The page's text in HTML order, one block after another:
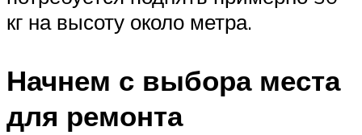
кг на высоту около метра.
Начнем с выбора места
для ремонта